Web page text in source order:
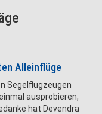
Alleinflüge
Segelflugzeugen
ausprobieren,
hat Devendra